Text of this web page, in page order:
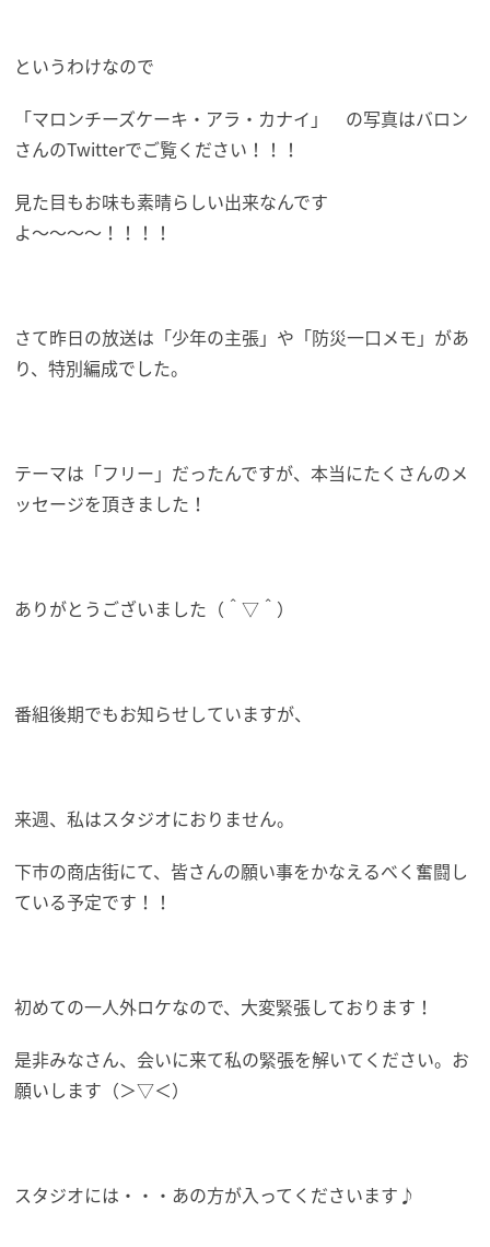
というわけなので
「マロンチーズケーキ・アラ・カナイ」 の写真はバロン
さんのTwitterでご覧ください！！！
見た目もお味も素晴らしい出来なんです
よ〜〜〜〜！！！！
さて昨日の放送は「少年の主張」や「防災一口メモ」があ
り、特別編成でした。
テーマは「フリー」だったんですが、本当にたくさんのメ
ッセージを頂きました！
ありがとうございました（＾▽＾）
番組後期でもお知らせしていますが、
来週、私はスタジオにおりません。
下市の商店街にて、皆さんの願い事をかなえるべく奮闘し
ている予定です！！
初めての一人外ロケなので、大変緊張しております！
是非みなさん、会いに来て私の緊張を解いてください。お
願いします（＞▽＜）
スタジオには・・・あの方が入ってくださいます♪